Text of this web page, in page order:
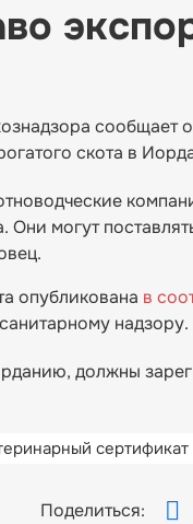
сообщает
скота в
могут
опубликована в
надзору.
должны
сертификат
Поделиться: